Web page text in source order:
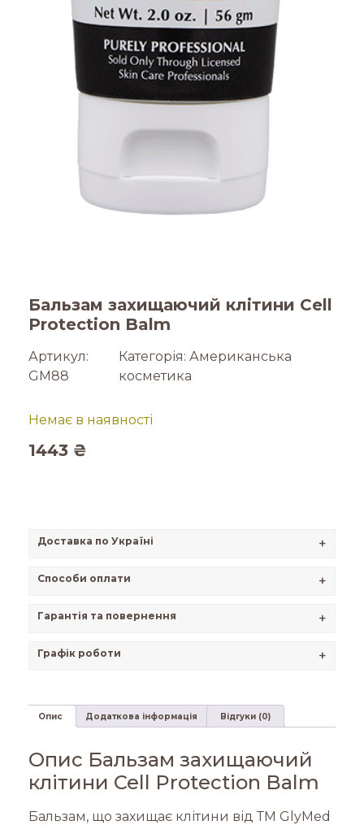
Бальзам захищаючий клітини Cell
Protection Balm
1443 ₴
Немає в наявності
Артикул:
GM88
Категорія:Американська
косметика
Доставка по Україні +
Способи оплати +
Гарантія та повернення +
Графік роботи +
Опис Додаткова інформація Відгуки (0)
Опис Бальзам захищаючий
клітини Cell Protection Balm
Бальзам, що захищає клітини від ТМ GlyMed